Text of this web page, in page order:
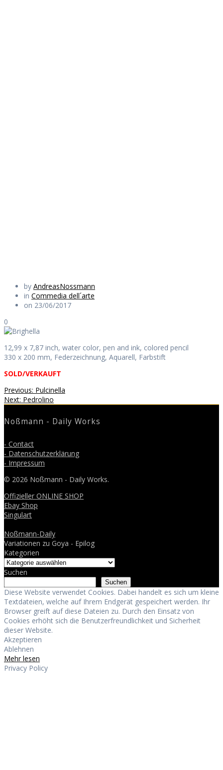
by AndreasNossmann
in Commedia dell´arte
on 23/06/2017
0
12,99 x 7,87 inch, water color, pen and ink, colored pencil
330 x 200 mm, Federzeichnung, Aquarell, Farbstift
SOLD/VERKAUFT
Beitragsnavigation
Previous: Previous
post:
Pulcinella
Next: Next
Pedrolino
Noßmann - Daily Works
- Contact
- Datenschutzerklärung
- Impressum
© 2026 Noßmann - Daily Works.
Offizieller ONLINE SHOP
Ebay Shop
Singulart
Noßmann-Daily
Variationen zu Goya - Epilog
Kategorien
Suchen
Suchen
Diese Website verwendet Cookies. Dabei handelt es sich um kleine
Textdateien, welche auf Ihrem Endgerät gespeichert werden. Ihr
Browser greift auf diese Dateien zu. Durch den Einsatz von
Cookies erhöht sich die Benutzerfreundlichkeit und Sicherheit
dieser Website.
Akzeptieren
Ablehnen
Mehr lesen
Privacy Policy